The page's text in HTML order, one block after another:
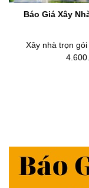
Báo Giá Xây
Xây nhà trọn